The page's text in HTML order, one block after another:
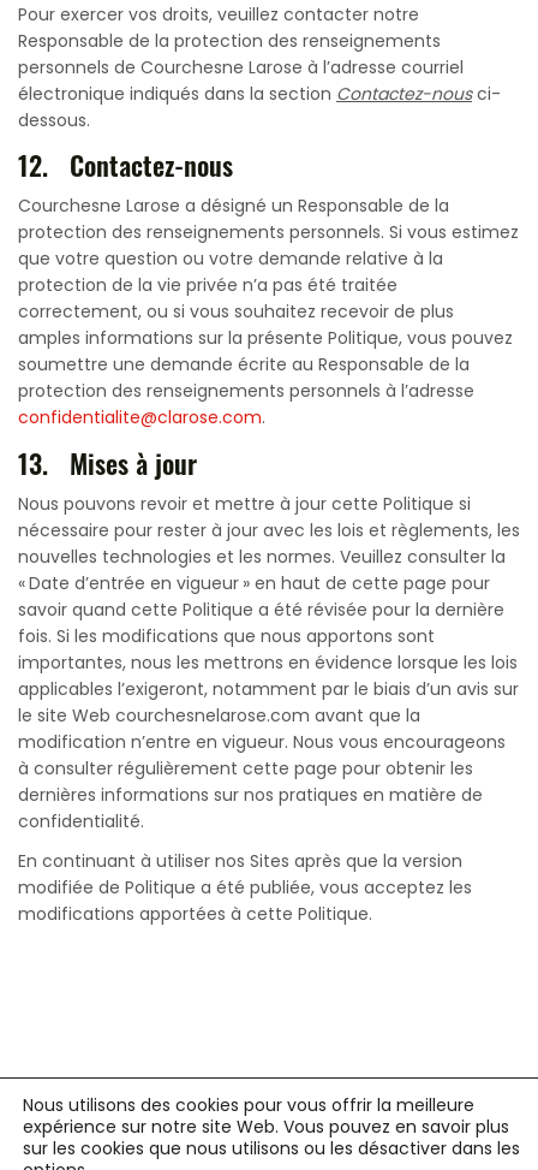
Pour exercer vos droits, veuillez contacter notre
Responsable de la protection des renseignements
personnels de Courchesne Larose à l’adresse courriel
électronique indiqués dans la section Contactez-nousci-
dessous.
12. Contactez-nous
Courchesne Larose a désigné un Responsable de la
protection des renseignements personnels. Si vous estimez
que votre question ou votre demande relative à la
protection de la vie privée n’a pas été traitée
correctement, ou si vous souhaitez recevoir de plus
amples informations sur la présente Politique, vous pouvez
soumettre une demande écrite au Responsable de la
protection des renseignements personnels à l’adresse
confidentialite@clarose.com.
13. Mises à jour
Nous pouvons revoir et mettre à jour cette Politique si
nécessaire pour rester à jour avec les lois et règlements, les
nouvelles technologies et les normes. Veuillez consulter la
« Date d’entrée en vigueur » en haut de cette page pour
savoir quand cette Politique a été révisée pour la dernière
fois. Si les modifications que nous apportons sont
importantes, nous les mettrons en évidence lorsque les lois
applicables l’exigeront, notamment par le biais d’un avis sur
le site Web courchesnelarose.com avant que la
modification n’entre en vigueur. Nous vous encourageons
à consulter régulièrement cette page pour obtenir les
dernières informations sur nos pratiques en matière de
confidentialité.
En continuant à utiliser nos Sites après que la version
modifiée de Politique a été publiée, vous acceptez les
modifications apportées à cette Politique.
Nous utilisons des cookies pour vous offrir la meilleure
expérience sur notre site Web. Vous pouvez en savoir plus
sur les cookies que nous utilisons ou les désactiver dans les